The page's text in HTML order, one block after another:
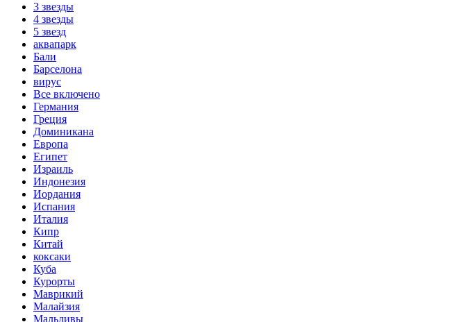
3 звезды
4 звезды
5 звезд
аквапарк
Бали
Барселона
вирус
Все включено
Германия
Греция
Доминикана
Европа
Египет
Израиль
Индонезия
Иордания
Испания
Италия
Кипр
Китай
коксаки
Куба
Курорты
Маврикий
Малайзия
Мальдивы